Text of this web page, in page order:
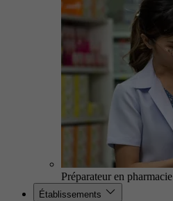
Préparateur en pharmacie
Établissements